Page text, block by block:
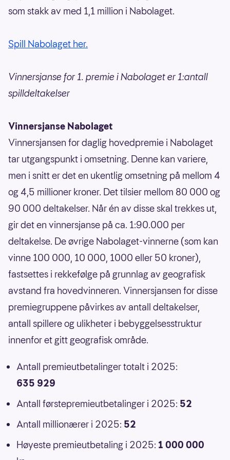
som stakk av med 1,1 million i Nabolaget.
Spill Nabolaget her.
Vinnersjanse for 1. premie i Nabolaget er 1:antall
spilldeltakelser
Vinnersjanse Nabolaget
Vinnersjansen for daglig hovedpremie i Nabolaget
tar utgangspunkt i omsetning. Denne kan variere,
men i snitt er det en ukentlig omsetning på mellom 4
og 4,5 millioner kroner. Det tilsier mellom 80 000 og
90 000 deltakelser. Når én av disse skal trekkes ut,
gir det en vinnersjanse på ca. 1:90.000 per
deltakelse. De øvrige Nabolaget-vinnerne (som kan
vinne 100 000, 10 000, 1000 eller 50 kroner),
fastsettes i rekkefølge på grunnlag av geografisk
avstand fra hovedvinneren. Vinnersjansen for disse
premiegruppene påvirkes av antall deltakelser,
antall spillere og ulikheter i bebyggelsesstruktur
innenfor et gitt geografisk område.
Antall premieutbetalinger totalt i 2025:
635 929
Antall førstepremieutbetalinger i 2025: 52
Antall millionærer i 2025: 52
Høyeste premieutbetaling i 2025: 1 000 000